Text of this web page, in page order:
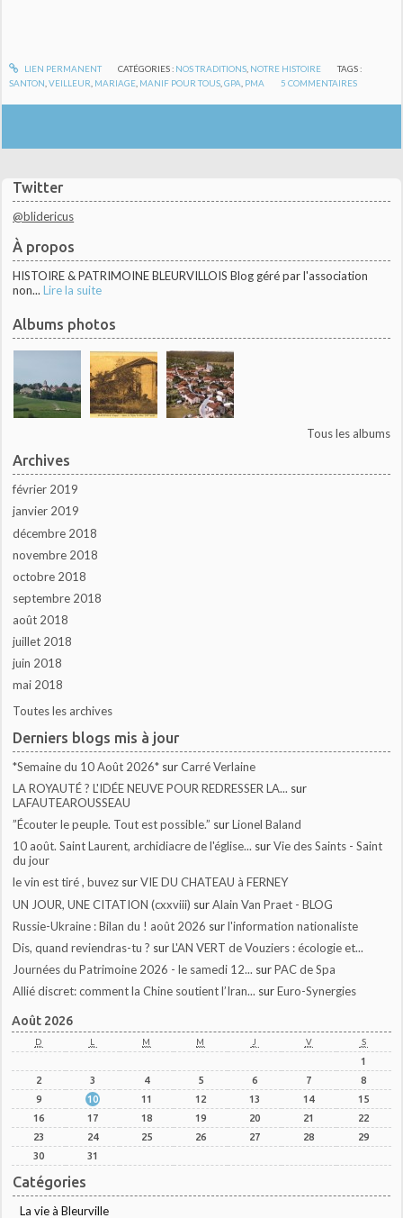
Twitter
@blidericus
À propos
HISTOIRE & PATRIMOINE BLEURVILLOIS Blog géré par l'association
non... Lire la suite
Albums photos
Tous les albums
Archives
février 2019
janvier 2019
décembre 2018
novembre 2018
octobre 2018
septembre 2018
août 2018
juillet 2018
juin 2018
mai 2018
Toutes les archives
Derniers blogs mis à jour
*Semaine du 10 Août 2026* surCarré Verlaine
LA ROYAUTÉ ? L'IDÉE NEUVE POUR REDRESSER LA... sur
LAFAUTEAROUSSEAU
”Écouter le peuple. Tout est possible.” surLionel Baland
10 août. Saint Laurent, archidiacre de l'église... surVie des Saints - Saint
du jour
le vin est tiré , buvez surVIE DU CHATEAU à FERNEY
UN JOUR, UNE CITATION (cxxviii) surAlain Van Praet - BLOG
Russie-Ukraine : Bilan du ! août 2026 surl'information nationaliste
Dis, quand reviendras-tu ? surL'AN VERT de Vouziers : écologie et...
Journées du Patrimoine 2026 - le samedi 12... surPAC de Spa
Allié discret: comment la Chine soutient l’Iran... surEuro-Synergies
Août 2026
D L M M J V S
1
2
3 4 5 6 7
8
9
10 11 12 13 14
15
16
17 18 19 20 21
22
23
24 25 26 27 28
29
30
31
Catégories
La vie à Bleurville
LIEN PERMANENT CATÉGORIES : NOS TRADITIONS, NOTRE HISTOIRE
TAGS :
SANTON ,VEILLEUR MARIAGE MANIF POUR TOUS ,GPA PMA 5 COMMENTAIRES